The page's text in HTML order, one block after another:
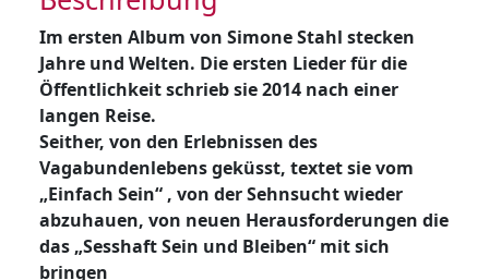
Im ersten Album von Simone Stahl stecken
Jahre und Welten. Die ersten Lieder für die
Öffentlichkeit schrieb sie 2014 nach einer
langen Reise.
Seither, von den Erlebnissen des
Vagabundenlebens geküsst, textet sie vom
„Einfach Sein“ , von der Sehnsucht wieder
abzuhauen, von neuen Herausforderungen die
das „Sesshaft Sein und Bleiben“ mit sich
bringen